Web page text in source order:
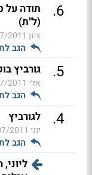
6
.
תודה על
(ל"ת)
ציון 09:27
הגב
5
. גורביץ
אלי 09:16
הגב
4
. לגורביץ
יוני 09:03
הגב